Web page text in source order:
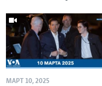
МАРТ 10, 2025